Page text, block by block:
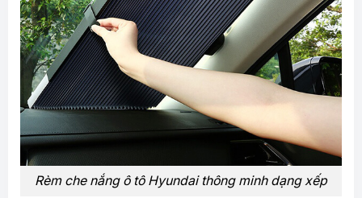
Rèm che nắng ô tô Hyundai thông minh dạng xếp